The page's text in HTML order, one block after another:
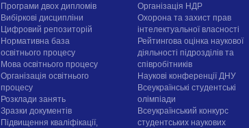
Програми двох дипломів
Вибіркові дисципліни
Цифровий репозиторій
Нормативна база
освітнього процесу
Мова освітнього процесу
Організація освітнього
процесу
Розклади занять
Зразки документів
Підвищення кваліфікації,
Організація НДР
Охорона та захист прав
інтелектуальної власності
Рейтингова оцінка наукової
діяльності підрозділів та
співробітників
Наукові конференції ДНУ
Всеукраїнські студентські
олімпіади
Всеукраїнський конкурс
студентських наукових